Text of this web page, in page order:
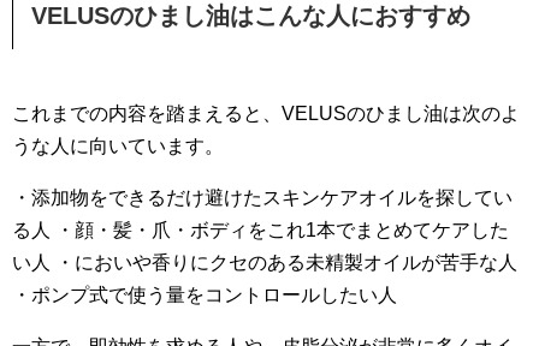
VELUSのひまし油はこんな人におすすめ
これまでの内容を踏まえると、VELUSのひまし油は次のよ
うな人に向いています。
・添加物をできるだけ避けたスキンケアオイルを探してい
る人 ・顔・髪・爪・ボディをこれ1本でまとめてケアした
い人 ・においや香りにクセのある未精製オイルが苦手な人
・ポンプ式で使う量をコントロールしたい人